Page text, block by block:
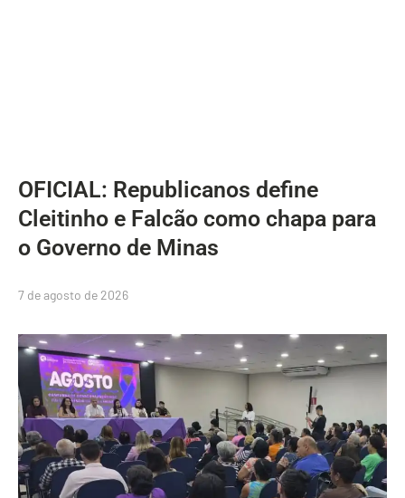
OFICIAL: Republicanos define
Cleitinho e Falcão como chapa para
o Governo de Minas
7 de agosto de 2026